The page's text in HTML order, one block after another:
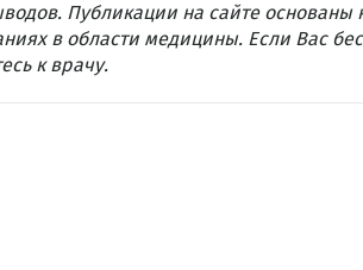
Публикации на сайте основаны
в области медицины. Если Вас
к врачу.